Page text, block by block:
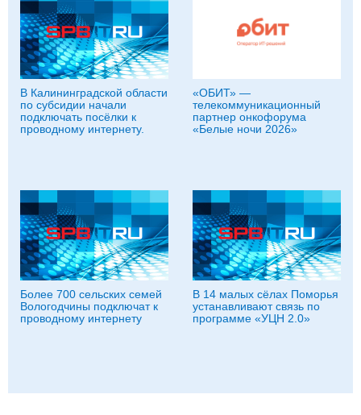
В Калининградской области
по субсидии начали
подключать посёлки к
проводному интернету.
«ОБИТ» —
телекоммуникационный
партнер онкофорума
«Белые ночи 2026»
Более 700 сельских семей
Вологодчины подключат к
проводному интернету
В 14 малых сёлах Поморья
устанавливают связь по
программе «УЦН 2.0»